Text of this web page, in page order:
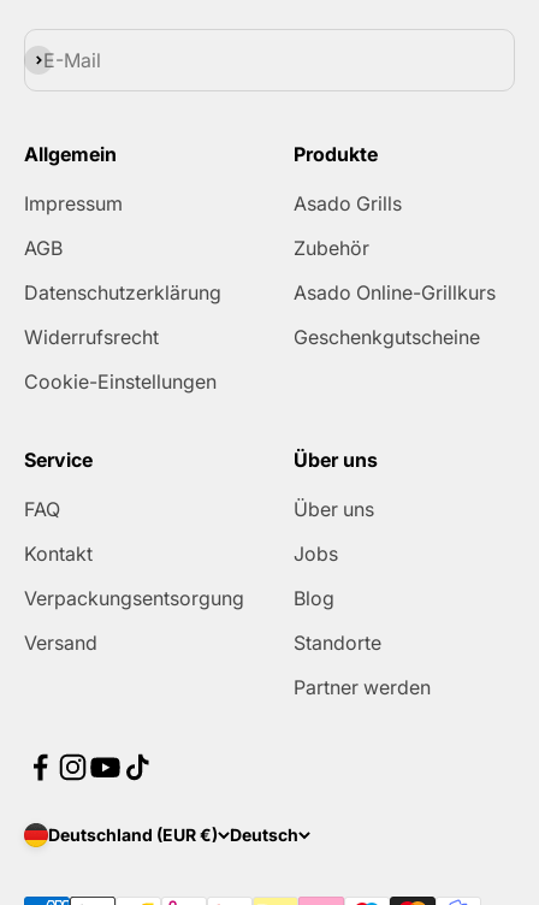
E-Mail
Abonnieren
Allgemein
Impressum
AGB
Datenschutzerklärung
Widerrufsrecht
Cookie-Einstellungen
Produkte
Asado Grills
Zubehör
Asado Online-Grillkurs
Geschenkgutscheine
Service
FAQ
Kontakt
Verpackungsentsorgung
Versand
Über uns
Über uns
Jobs
Blog
Standorte
Partner werden
Deutschland (EUR €) Deutsch